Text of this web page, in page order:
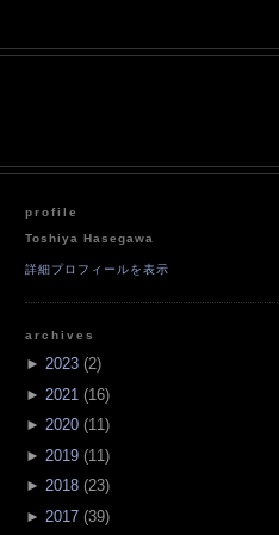
profile
Toshiya Hasegawa
詳細プロフィールを表示
archives
► 2023 (2)
► 2021 (16)
► 2020 (11)
► 2019 (11 )
► 2018 (23)
► 2017 (39)